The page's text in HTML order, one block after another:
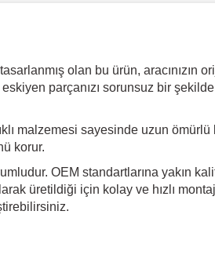
olan bu ürün, aracınızın
parçanızı sorunsuz bir
malzemesi sayesinde uzun ömürlü
korur.
OEM standartlarına yakın
üretildiği için kolay ve hızlı